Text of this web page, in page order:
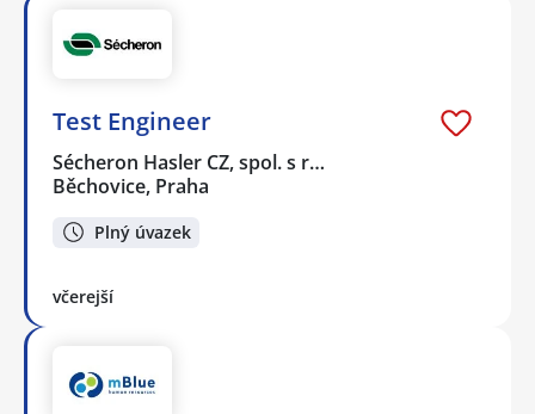
Test Engineer
Sécheron Hasler CZ, spol. s r…
Běchovice, Praha
Plný úvazek
včerejší